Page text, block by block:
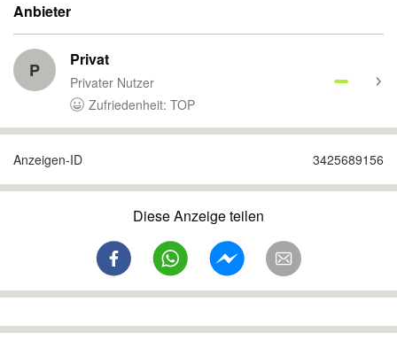
Anbieter
P Privat
Privater Nutzer
Zufriedenheit: TOP
Anzeigen-ID 3425689156
Diese Anzeige teilen